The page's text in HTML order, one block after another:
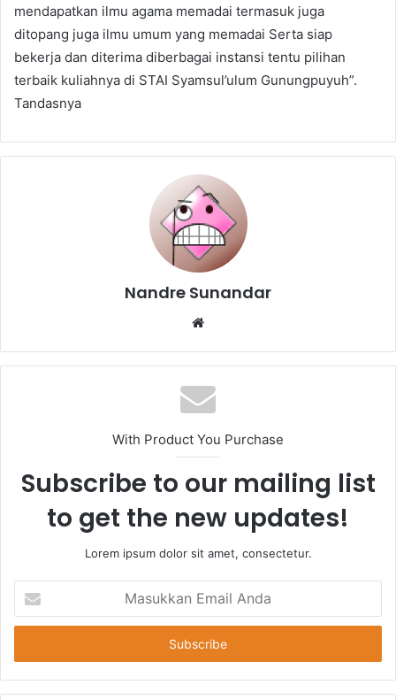
mendapatkan ilmu agama memadai termasuk juga
ditopang juga ilmu umum yang memadai Serta siap
bekerja dan diterima diberbagai instansi tentu pilihan
terbaik kuliahnya di STAI Syamsul’ulum Gunungpuyuh”.
Tandasnya
Nandre Sunandar
Website
With Product You Purchase
Subscribe to our mailing list
to get the new updates!
Lorem ipsum dolor sit amet, consectetur.
Email
Anda